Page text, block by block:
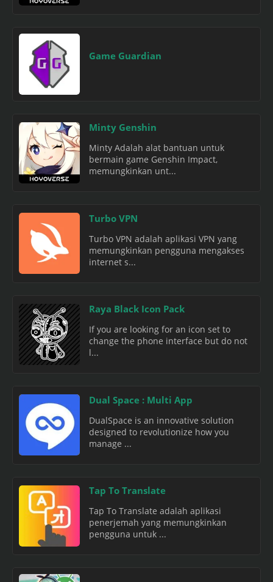
Game Guardian
Minty Genshin
Minty Adalah alat bantuan untuk
bermain game Genshin Impact,
memungkinkan unt...
Turbo VPN
Turbo VPN adalah aplikasi VPN yang
memungkinkan pengguna mengakses
internet s...
Raya Black Icon Pack
If you are looking for an icon set to
change the phone interface but do not
l...
Dual Space : Multi App
DualSpace is an innovative solution
designed to revolutionize how you
manage ...
Tap To Translate
Tap To Translate adalah aplikasi
penerjemah yang memungkinkan
pengguna untuk ...